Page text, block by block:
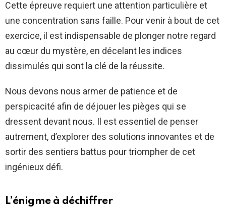
Cette épreuve requiert une attention particulière et
une concentration sans faille. Pour venir à bout de cet
exercice, il est indispensable de plonger notre regard
au cœur du mystère, en décelant les indices
dissimulés qui sont la clé de la réussite.
Nous devons nous armer de patience et de
perspicacité afin de déjouer les pièges qui se
dressent devant nous. Il est essentiel de penser
autrement, d’explorer des solutions innovantes et de
sortir des sentiers battus pour triompher de cet
ingénieux défi.
L’énigme à déchiffrer